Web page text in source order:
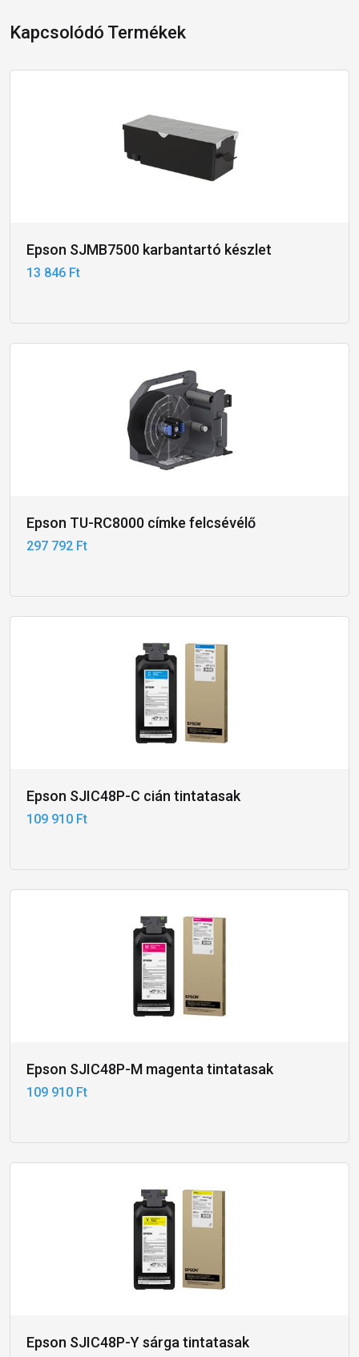
Kapcsolódó Termékek
Epson SJMB7500 karbantartó készlet
13 846 Ft
Epson TU-RC8000 címke felcsévélő
297 792 Ft
Epson SJIC48P-C cián tintatasak
109 910 Ft
Epson SJIC48P-M magenta tintatasak
109 910 Ft
Epson SJIC48P-Y sárga tintatasak